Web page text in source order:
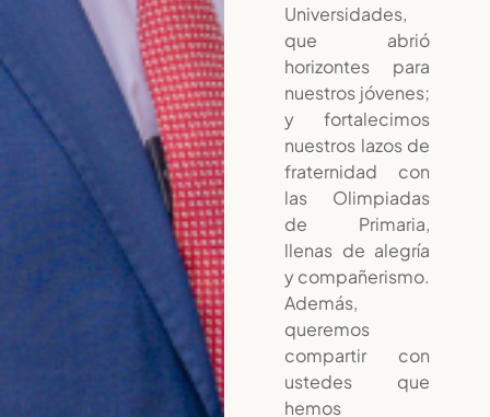
Universidades,
que abrió
horizontes para
nuestros jóvenes;
y fortalecimos
nuestros lazos de
fraternidad con
las Olimpiadas
de Primaria,
llenas de alegría
y compañerismo.
Además,
queremos
compartir con
ustedes que
hemos